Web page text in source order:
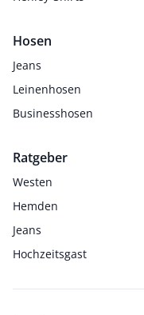
Hosen
Jeans
Leinenhosen
Businesshosen
Ratgeber
Westen
Hemden
Jeans
Hochzeitsgast